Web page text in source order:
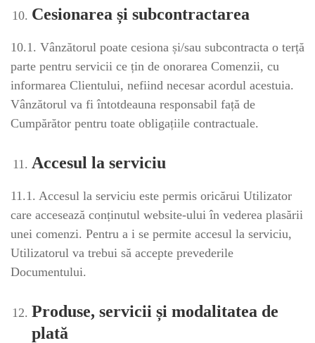
Cesionarea și subcontractarea
10.1. Vânzătorul poate cesiona și/sau subcontracta o terță
parte pentru servicii ce țin de onorarea Comenzii, cu
informarea Clientului, nefiind necesar acordul acestuia.
Vânzătorul va fi întotdeauna responsabil față de
Cumpărător pentru toate obligațiile contractuale.
Accesul la serviciu
11.1. Accesul la serviciu este permis oricărui Utilizator
care accesează conținutul website-ului în vederea plasării
unei comenzi. Pentru a i se permite accesul la serviciu,
Utilizatorul va trebui să accepte prevederile
Documentului.
Produse, servicii și modalitatea de
plată